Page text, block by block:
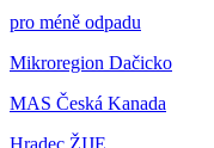
pro méně odpadu
Mikroregion Dačicko
MAS Česká Kanada